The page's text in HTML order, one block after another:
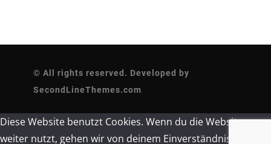
© All rights reserved. Developed by
SecondLineThemes.com
Diese Website benutzt Cookies. Wenn du die Website
weiter nutzt, gehen wir von deinem Einverständnis aus.